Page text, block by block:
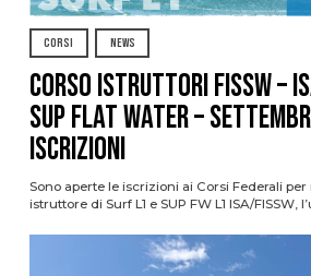
CORSI NEWS
CORSO ISTRUTTORI FISSW –
SUP Flat Water –
ISCRIZIONI
Sono aperte le iscrizioni ai Corsi Federali
istruttore di Surf L1 e SUP FW L1 ISA/FISSW,